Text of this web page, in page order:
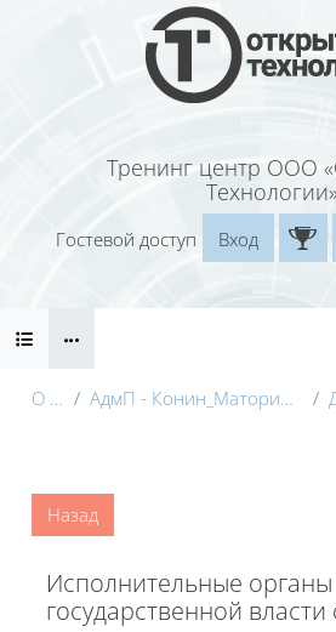
Перейти к основному содержанию
Тренинг центр ООО
Гостевой доступ
Вход
Блоки
О курсе АдмП - Конин_Маторина (Электронный курс)_Демо
Назад
Исполнительные органы
государственной